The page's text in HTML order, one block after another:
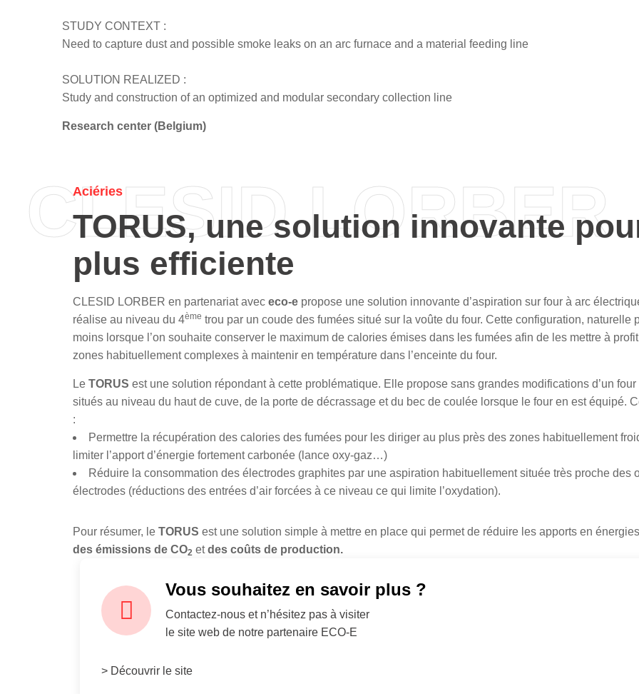
STUDY CONTEXT :
Need to capture dust and possible smoke leaks on an arc furnace and a material feeding line
SOLUTION REALIZED :
Study and construction of an optimized and modular secondary collection line
Research center (Belgium)
CLESID LORBER
Aciéries
TORUS, une solution innovante
plus efficiente
CLESID LORBER en partenariat avec eco-e propose une solution innovante d’aspiration sur four à arc
réalise au niveau du 4ème trou par un coude des fumées situé sur la voûte du four. Cette configuration, naturelle
moins lorsque l’on souhaite conserver le maximum de calories émises dans les fumées afin de les mettre à
zones habituellement complexes à maintenir en température dans l’enceinte du four.
Le TORUS est une solution répondant à cette problématique. Elle propose sans grandes modifications d’un
situés au niveau du haut de cuve, de la porte de décrassage et du bec de coulée lorsque le four en est équipé.
:
Permettre la récupération des calories des fumées pour les diriger au plus près des zones habituellement
limiter l’apport d’énergie fortement carbonée (lance oxy-gaz…)
Réduire la consommation des électrodes graphites par une aspiration habituellement située très proche des
électrodes (réductions des entrées d’air forcées à ce niveau ce qui limite l’oxydation).
Pour résumer, le TORUS est une solution simple à mettre en place qui permet de réduire les apports en
des émissions de CO2 etdes coûts de production.
Vous souhaitez en savoir plus ?
Contactez-nous et n’hésitez pas à visiter
le site web de notre partenaire ECO-E
> Découvrir le site